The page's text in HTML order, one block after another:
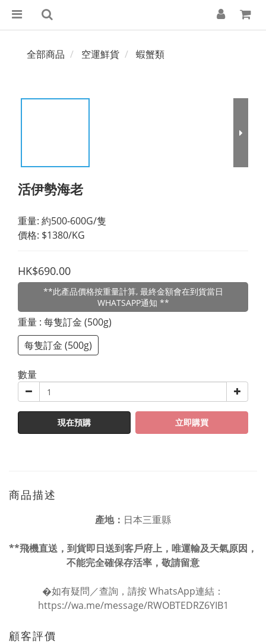
全部商品 空運鮮貨 蝦蟹類
活伊勢海老
重量: 約500-600G/隻
價格: $1380/KG
HK$690.00
**此產品價格按重量計算, 最終金額會在到貨當日
WHATSAPP通知 **
重量 : 每隻訂金 (500g)
每隻訂金 (500g)
數量
現在預購 立即購買
商品描述
產地： 日本三重縣
**飛機直送，到貨即日送到客戶府上，唯運輸及天氣原因，
不能完全確保存活率，敬請留意
�如有疑問／查詢，請按 WhatsApp連結：
https://wa.me/message/RWOBTEDRZ6YIB1
顧客評價